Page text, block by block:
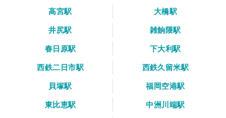
高宮駅
大橋駅
井尻駅
雑餉隈駅
春日原駅
下大利駅
西鉄二日市駅
西鉄久留米駅
貝塚駅
福岡空港駅
東比恵駅
中洲川端駅